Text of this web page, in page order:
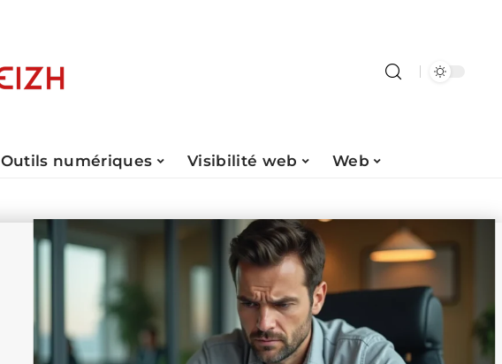
Outils numériques Visibilité web Web